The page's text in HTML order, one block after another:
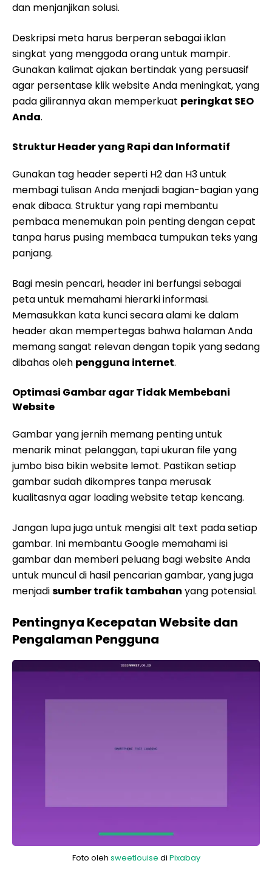
dan menjanjikan solusi.
Deskripsi meta harus berperan sebagai iklan
singkat yang menggoda orang untuk mampir.
Gunakan kalimat ajakan bertindak yang persuasif
agar persentase klik website Anda meningkat, yang
pada gilirannya akan memperkuat peringkat SEO
Anda.
Struktur Header yang Rapi dan Informatif
Gunakan tag header seperti H2 dan H3 untuk
membagi tulisan Anda menjadi bagian-bagian yang
enak dibaca. Struktur yang rapi membantu
pembaca menemukan poin penting dengan cepat
tanpa harus pusing membaca tumpukan teks yang
panjang.
Bagi mesin pencari, header ini berfungsi sebagai
peta untuk memahami hierarki informasi.
Memasukkan kata kunci secara alami ke dalam
header akan mempertegas bahwa halaman Anda
memang sangat relevan dengan topik yang sedang
dibahas oleh pengguna internet.
Optimasi Gambar agar Tidak Membebani
Website
Gambar yang jernih memang penting untuk
menarik minat pelanggan, tapi ukuran file yang
jumbo bisa bikin website lemot. Pastikan setiap
gambar sudah dikompres tanpa merusak
kualitasnya agar loading website tetap kencang.
Jangan lupa juga untuk mengisi alt text pada setiap
gambar. Ini membantu Google memahami isi
gambar dan memberi peluang bagi website Anda
untuk muncul di hasil pencarian gambar, yang juga
menjadisumber trafik tambahan yang potensial.
Pentingnya Kecepatan Website dan
Pengalaman Pengguna
Foto oleh sweetlouise di Pixabay